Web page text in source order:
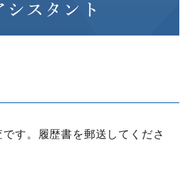
スタント
です。履歴書を郵送してくださ